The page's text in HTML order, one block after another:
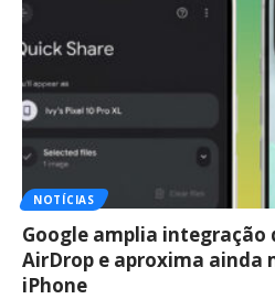
NOTÍCIAS
Google amplia integração
AirDrop e aproxima ainda
iPhone